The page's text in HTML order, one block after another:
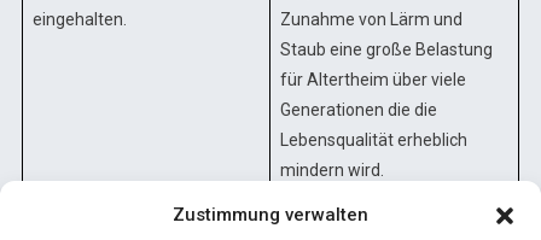
Zustimmung verwalten
eingehalten.
Zunahme von Lärm und
Staub eine große Belastung
für Altertheim über viele
Generationen die die
Lebensqualität erheblich
mindern wird.